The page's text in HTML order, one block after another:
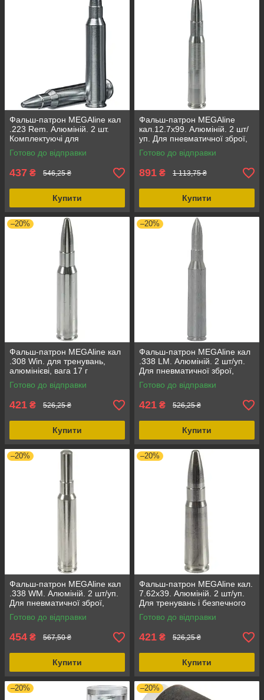
Фальш-патрон MEGAline кал
.223 Rem. Алюміній. 2 шт.
Комплектуючі для
пневматичної зброї
Готово до відправки
437 ₴ 546,25 ₴
Купити
Фальш-патрон MEGAline
кал.12.7x99. Алюміній. 2 шт/
уп. Для пневматичної зброї,
вага 80 г
Готово до відправки
891 ₴ 1 113,75 ₴
Купити
–20%
Фальш-патрон MEGAline кал
.308 Win. для тренувань,
алюмінієві, вага 17 г
Готово до відправки
421 ₴ 526,25 ₴
Купити
–20%
Фальш-патрон MEGAline кал
.338 LM. Алюміній. 2 шт/уп.
Для пневматичної зброї,
гарантія 14 днів
Готово до відправки
421 ₴ 526,25 ₴
Купити
–20%
Фальш-патрон MEGAline кал
.338 WM. Алюміній. 2 шт/уп.
Для пневматичної зброї,
комплектуючі
Готово до відправки
454 ₴ 567,50 ₴
Купити
–20%
Фальш-патрон MEGAline кал.
7.62х39. Алюміній. 2 шт/уп.
Для тренувань і безпечного
спуска УСМ
Готово до відправки
421 ₴ 526,25 ₴
Купити
–20% –20%